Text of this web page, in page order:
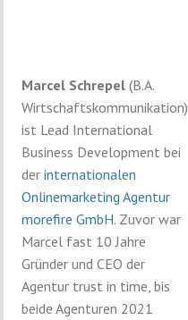
Marcel Schrepel (B.A.
Wirtschaftskommunikation)
ist Lead International
Business Development bei
derinternationalen
Onlinemarketing Agentur
morefire GmbH. Zuvor war
Marcel fast 10 Jahre
Gründer und CEO der
Agentur trust in time, bis
beide Agenturen 2021